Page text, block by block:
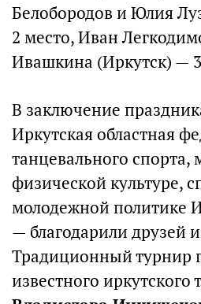
Белобородов и Юлия
2 место, Иван
Ивашкина (Иркутск) —
В заключение
Иркутская областная
танцевального спорта,
физической культуре,
молодежной политике
— благодарили друзей
Традиционный турнир
известного иркутского